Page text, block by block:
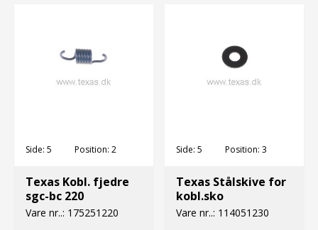
Side: 5 Position: 2
Texas Kobl. fjedre
sgc-bc 220
Vare nr..: 175251220
Side: 5 Position: 3
Texas Stålskive for
kobl.sko
Vare nr..: 114051230